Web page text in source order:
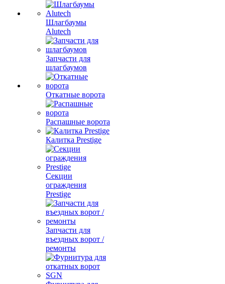
Шлагбаумы
Alutech
Запчасти для
шлагбаумов
Откатные ворота
Распашные ворота
Калитка Prestige
Секции
ограждения
Prestige
Запчасти для
въездных ворот /
ремонты